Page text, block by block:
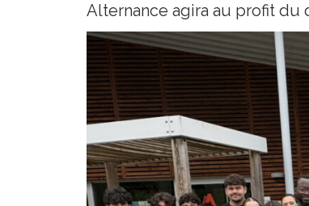
Alternance agira au profit du